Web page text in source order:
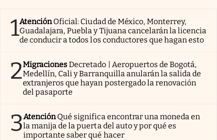
1AtenciónOficial: Ciudad de México, Monterrey,
Guadalajara, Puebla y Tijuana cancelarán la licencia
de conducir a todos los conductores que hagan esto
2MigracionesDecretado | Aeropuertos de Bogotá,
Medellín, Cali y Barranquilla anularán la salida de
extranjeros que hayan postergado la renovación
del pasaporte
3AtenciónQué significa encontrar una moneda en
la manija de la puerta del auto y por qué es
importante saber qué hacer